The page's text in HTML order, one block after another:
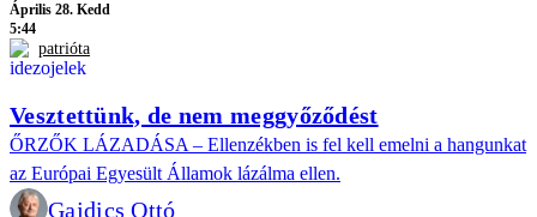
Április 28. Kedd
5:44
patrióta
Vesztettünk, de nem meggyőződést
ŐRZŐK LÁZADÁSA – Ellenzékben is fel kell emelni a hangunkat
az Európai Egyesült Államok lázálma ellen.
Gajdics Ottó